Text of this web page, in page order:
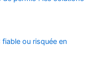
ou risquée en